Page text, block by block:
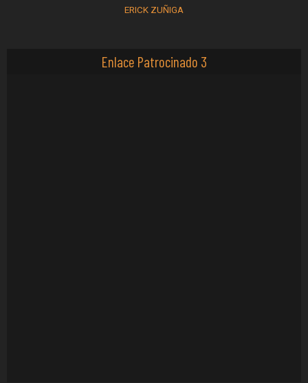
ERICK ZUÑIGA
Enlace Patrocinado 3